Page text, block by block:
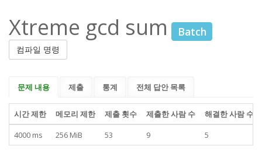
Xtreme gcd sum Batch
컴파일 명령
문제 내용 제출 통계 전체 답안 목록
시간 제한 메모리 제한 제출 횟수 제출한 사람 수
해결한 사람 수
4000 ms
256 MiB 53 9 5